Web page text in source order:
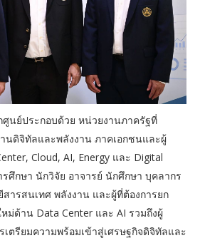
นย์ประกอบด้วย หน่วยงานภาครัฐที่
นดิจิทัลและพลังงาน ภาคเอกชนและผู้
Cloud, AI, Energy และ Digital
ศึกษา นักวิจัย อาจารย์ นักศึกษา บุคลากร
ารสนเทศ พลังงาน และผู้ที่ต้องการยก
ม่ด้าน Data Center และ AI รวมถึงผู้
เตรียมความพร้อมเข้าสู่เศรษฐกิจดิจิทัลและ